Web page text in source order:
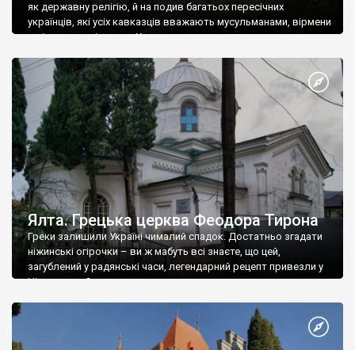
як державну релігію, й на подив багатьох пересічних
українців, які усіх кавказців вважають мусульманами, вірмени
є відданими вірянами Христа
Ялта. Грецька церква Феодора Тирона
Греки залишили Україні чималий спадок. Достатньо згадати
ніжинські огірочки – ви ж мабуть всі знаєте, що цей,
загублений у радянські часи, легендарний рецепт привезли у
Ніжин греки?